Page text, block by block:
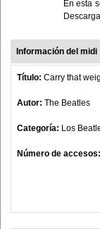
En esta
Información del midi
Título: Carry that
Autor: The Beatles
Categoría: Los
Número de accesos: